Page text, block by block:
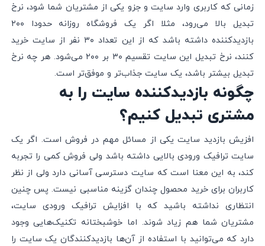
زمانی که کاربری وارد سایت و جزو یکی از مشتریان شما شود،‌ نرخ
تبدیل بالا می‌رود، مثلا اگر یک فروشگاه روزانه حدودا ۲۰۰
بازدیدکننده داشته باشد که از این تعداد ۳۰ نفر از سایت خرید
کنند، نرخ تبدیل این سایت تقسیم ۳۰ بر ۲۰۰ می‌شود. هر چه نرخ
تبدیل بیشتر باشد، یک سایت جذاب‌تر و موفق‌تر است.
چگونه بازدیدکننده سایت را به
مشتری تبدیل کنیم؟
افزیش بازدید سایت یکی از مسائل مهم در فروش است. اگر یک
سایت ترافیک ورودی بالایی داشته باشد ولی فروش کمی را تجربه
کند، به این معنا است که سایت دسترسی آسانی دارد ولی از نظر
کاربران برای خرید محصول چندان گزینه مناسبی نیست. پس چنین
انتظاری نداشته باشید که با افزایش ترافیک ورودی سایت،
مشتریان شما هم زیاد شوند. اما خوشبختانه تکنیک‌هایی وجود
دارد که می‌توانید با استفاده از آن‌ها بازدیدکنندگان یک سایت را